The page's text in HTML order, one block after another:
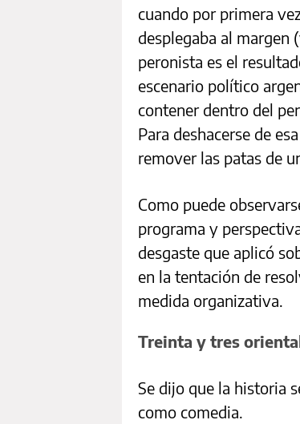
cuando por primera
desplegaba al margen
peronista es el
escenario político
contener dentro del
Para deshacerse de
remover las patas de
Como puede
programa y
desgaste que aplicó
en la tentación de
medida organizativa.
Treinta y tres
Se dijo que la historia
como comedia.